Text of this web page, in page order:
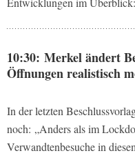
10:30: Merkel ändert
Öffnungen realistisch
In der letzten
noch: „Anders als im
Verwandtenbesuche in